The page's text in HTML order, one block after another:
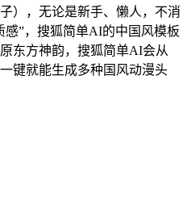
），无论是新手、懒人，不消
”，搜狐简单AI的中国风模板
东方神韵，搜狐简单AI会从
键就能生成多种国风动漫头